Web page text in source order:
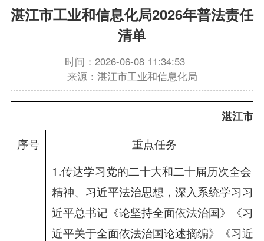
湛江市工业和信息化局2026年普法责任
清单
时间：2026-06-08 11:34:53
来源：湛江市工业和信息化局
湛江市
序号 重点任务
1.传达学习党的二十大和二十届历次全会
精神、习近平法治思想，深入系统学习习
近平总书记《论坚持全面依法治国》《习
近平关于全面依法治国论述摘编》《习近